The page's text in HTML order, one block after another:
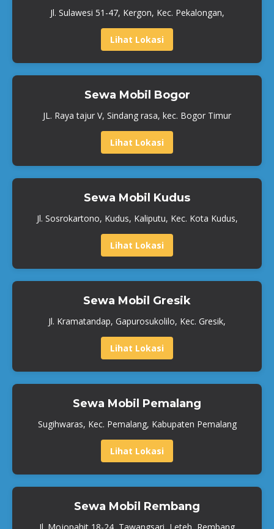
Jl. Sulawesi 51-47, Kergon, Kec. Pekalongan,
Lihat Lokasi
Sewa Mobil Bogor
JL. Raya tajur V, Sindang rasa, kec. Bogor Timur
Lihat Lokasi
Sewa Mobil Kudus
Jl. Sosrokartono, Kudus, Kaliputu, Kec. Kota Kudus,
Lihat Lokasi
Sewa Mobil Gresik
Jl. Kramatandap, Gapurosukolilo, Kec. Gresik,
Lihat Lokasi
Sewa Mobil Pemalang
Sugihwaras, Kec. Pemalang, Kabupaten Pemalang
Lihat Lokasi
Sewa Mobil Rembang